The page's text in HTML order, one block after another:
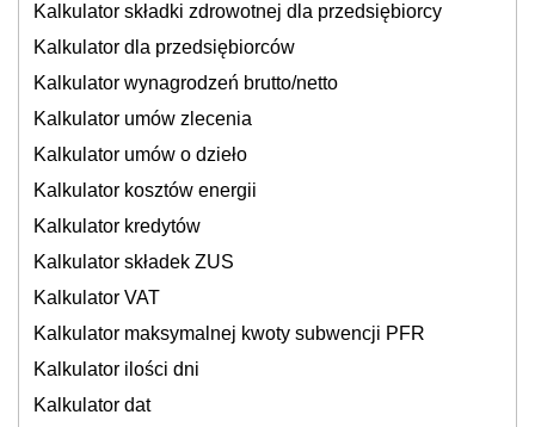
Kalkulator składki zdrowotnej dla przedsiębiorcy
Kalkulator dla przedsiębiorców
Kalkulator wynagrodzeń brutto/netto
Kalkulator umów zlecenia
Kalkulator umów o dzieło
Kalkulator kosztów energii
Kalkulator kredytów
Kalkulator składek ZUS
Kalkulator VAT
Kalkulator maksymalnej kwoty subwencji PFR
Kalkulator ilości dni
Kalkulator dat